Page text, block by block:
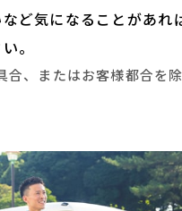
ど気になることがあれ
。
、またはお客様都合を